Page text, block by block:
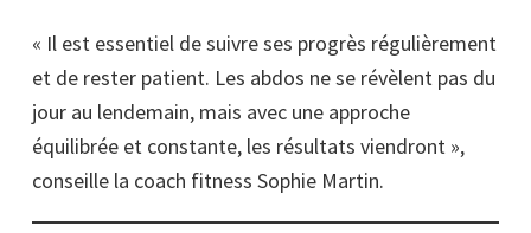
« Il est essentiel de suivre ses progrès régulièrement
et de rester patient. Les abdos ne se révèlent pas du
jour au lendemain, mais avec une approche
équilibrée et constante, les résultats viendront »,
conseille la coach fitness Sophie Martin.